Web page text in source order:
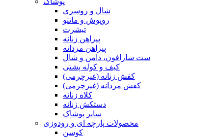
شال و روسری
روپوش و مانتو
تیشرت
پیراهن زنانه
پیراهن مردانه
ست سارافون، دامن و شال
کیف و کوله پشتی
کفش زنانه (غیرچرمی)
کفش مردانه (غیرچرمی)
کلاه زنانه
دستکش زنانه
سایر پوشاک
محصولات پارچه ای و رودوزی
کوسن